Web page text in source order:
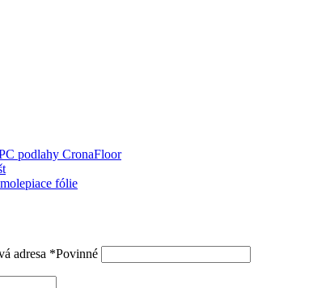
podlahy CronaFloor
fólie
adresa *Povinné